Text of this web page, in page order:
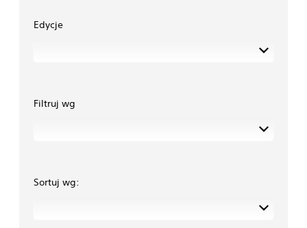
Edycje
Filtruj wg
Sortuj wg: